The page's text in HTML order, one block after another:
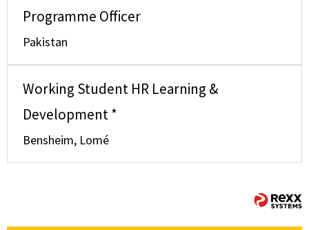
Programme Officer
Pakistan
Working Student HR Learning &
Development *
Bensheim, Lomé